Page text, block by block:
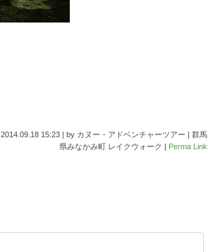
2014.09.18 15:23 by カヌー・アドベンチャーツアー | 群馬
県みなかみ町 レイクウォーク
Perma Link